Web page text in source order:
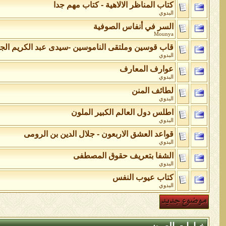
كتاب المناظر الالاهية - كتاب مهم جدا
البدوي
السر في أنفاس الصوفية
Mounya
قاب قوسين وملتقى الناموسين -سيدى عبد الكريم
البدوي
عوارف المعارف
البدوي
لطائف المنن
البدوي
اطلس دول العالم الكبير الملون
البدوي
قواعد العشق الاربعون - جلال الدين بن الرومى
البدوي
الشفا بتعريف حقوق المصطفى
البدوي
كتاب عيوب النفس
البدوي